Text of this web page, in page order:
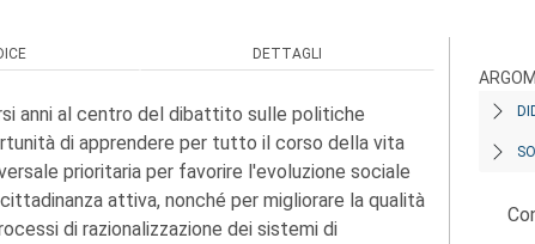
DETTAGLI
anni al centro del dibattito sulle politiche
di apprendere per tutto il corso della vita
prioritaria per favorire l'evoluzione sociale
attiva, nonché per migliorare la qualità
di razionalizzazione dei sistemi di